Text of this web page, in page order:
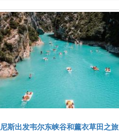
尼斯出发韦尔东峡谷和薰衣草田之旅